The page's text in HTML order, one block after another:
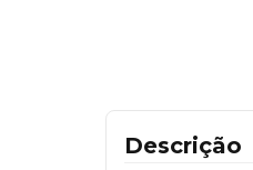
Descrição